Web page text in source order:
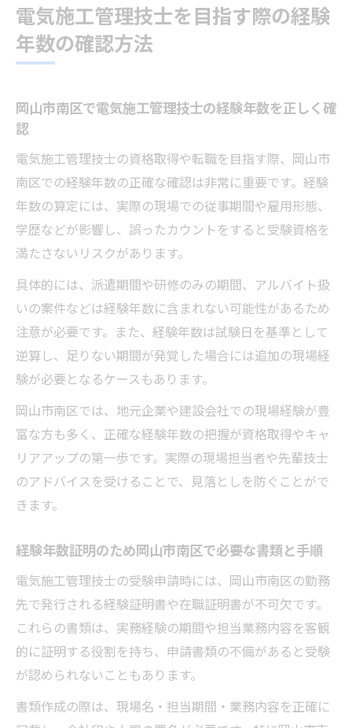
電気施工管理技士を目指す際の経験
年数の確認方法
岡山市南区で電気施工管理技士の経験年数を正しく確
認
電気施工管理技士の資格取得や転職を目指す際、岡山市
南区での経験年数の正確な確認は非常に重要です。経験
年数の算定には、実際の現場での従事期間や雇用形態、
学歴などが影響し、誤ったカウントをすると受験資格を
満たさないリスクがあります。
具体的には、派遣期間や研修のみの期間、アルバイト扱
いの案件などは経験年数に含まれない可能性があるため
注意が必要です。また、経験年数は試験日を基準として
逆算し、足りない期間が発覚した場合には追加の現場経
験が必要となるケースもあります。
岡山市南区では、地元企業や建設会社での現場経験が豊
富な方も多く、正確な経験年数の把握が資格取得やキャ
リアアップの第一歩です。実際の現場担当者や先輩技士
のアドバイスを受けることで、見落としを防ぐことがで
きます。
経験年数証明のため岡山市南区で必要な書類と手順
電気施工管理技士の受験申請時には、岡山市南区の勤務
先で発行される経験証明書や在職証明書が不可欠です。
これらの書類は、実務経験の期間や担当業務内容を客観
的に証明する役割を持ち、申請書類の不備があると受験
が認められないこともあります。
書類作成の際は、現場名・担当期間・業務内容を正確に